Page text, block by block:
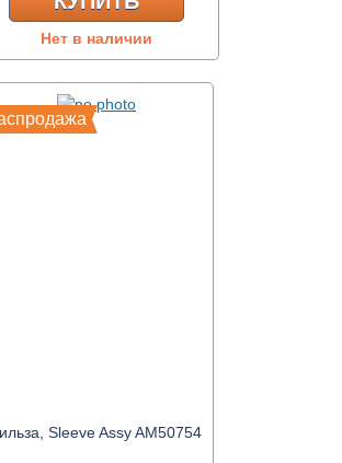
Нет в наличии
Sleeve Assy AM50754